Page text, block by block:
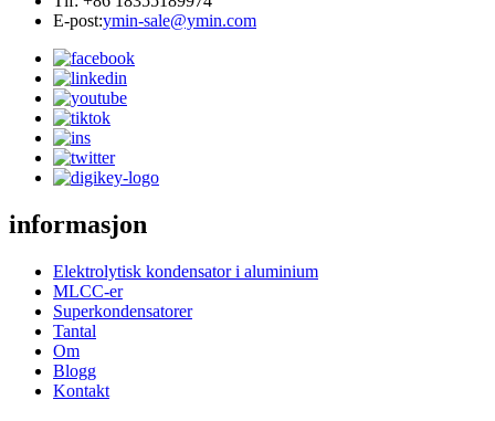
E-post:ymin-sale@ymin.com
informasjon
Elektrolytisk kondensator i aluminium
MLCC-er
Superkondensatorer
Tantal
Om
Blogg
Kontakt